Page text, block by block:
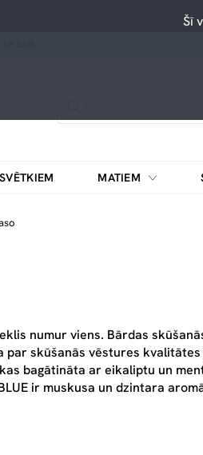
MATIEM
numur viens. Bārdas
par skūšanās vēstures
bagātināta ar eikaliptu un
ir muskusa un dzintara
Šī